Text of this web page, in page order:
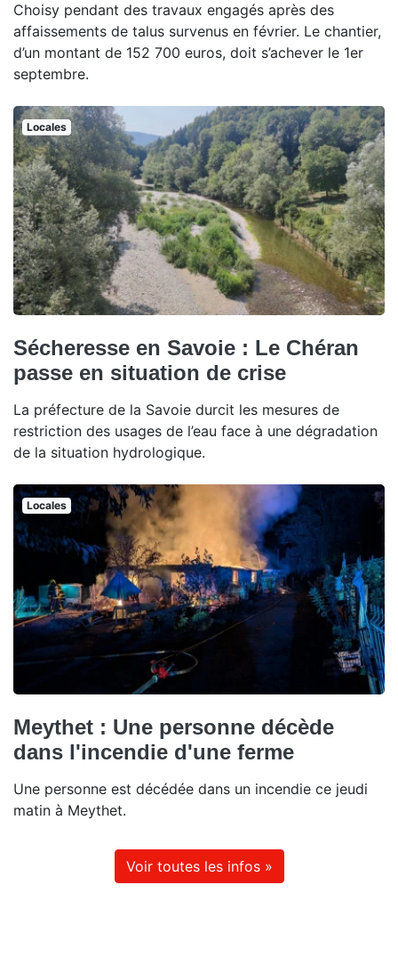
Choisy pendant des travaux engagés après des
affaissements de talus survenus en février. Le chantier,
d’un montant de 152 700 euros, doit s’achever le 1er
septembre.
Locales
Sécheresse en Savoie : Le Chéran
passe en situation de crise
La préfecture de la Savoie durcit les mesures de
restriction des usages de l’eau face à une dégradation
de la situation hydrologique.
Locales
Meythet : Une personne décède
dans l'incendie d'une ferme
Une personne est décédée dans un incendie ce jeudi
matin à Meythet.
Voir toutes les infos »